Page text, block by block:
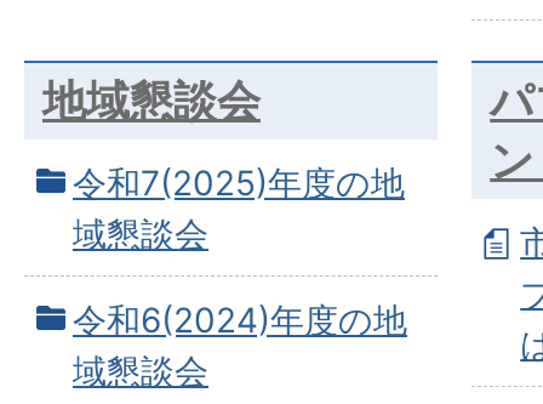
地域懇談会
令和7(2025)年度の地
域懇談会
令和6(2024)年度の地
域懇談会